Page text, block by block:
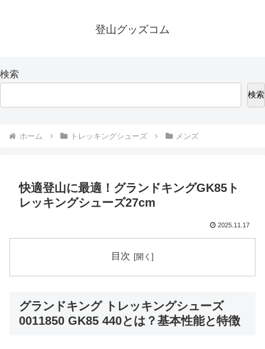
登山グッズコム
検索
検索
ホーム トレッキングシューズ メンズ
快適登山に最適！グランドキングGK85ト
レッキングシューズ27cm
2025.11.17
目次
グランドキング トレッキングシューズ
0011850 GK85 440とは？基本性能と特徴